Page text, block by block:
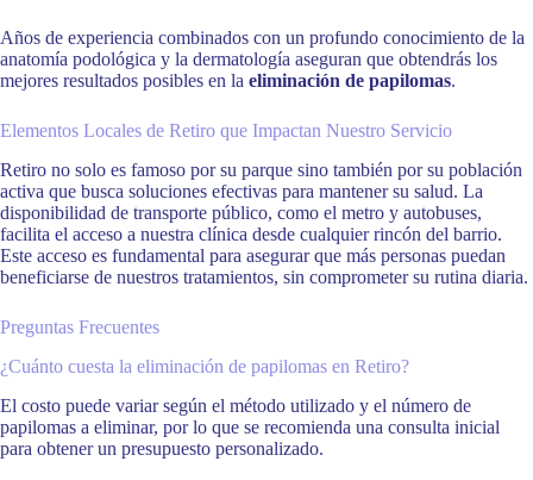
Años de experiencia combinados con un profundo conocimiento de la
anatomía podológica y la dermatología aseguran que obtendrás los
mejores resultados posibles en la eliminación de papilomas.
Elementos Locales de Retiro que Impactan Nuestro Servicio
Retiro no solo es famoso por su parque sino también por su población
activa que busca soluciones efectivas para mantener su salud. La
disponibilidad de transporte público, como el metro y autobuses,
facilita el acceso a nuestra clínica desde cualquier rincón del barrio.
Este acceso es fundamental para asegurar que más personas puedan
beneficiarse de nuestros tratamientos, sin comprometer su rutina diaria.
Preguntas Frecuentes
¿Cuánto cuesta la eliminación de papilomas en Retiro?
El costo puede variar según el método utilizado y el número de
papilomas a eliminar, por lo que se recomienda una consulta inicial
para obtener un presupuesto personalizado.